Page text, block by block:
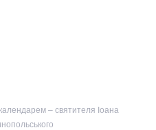
– святителя Іоана